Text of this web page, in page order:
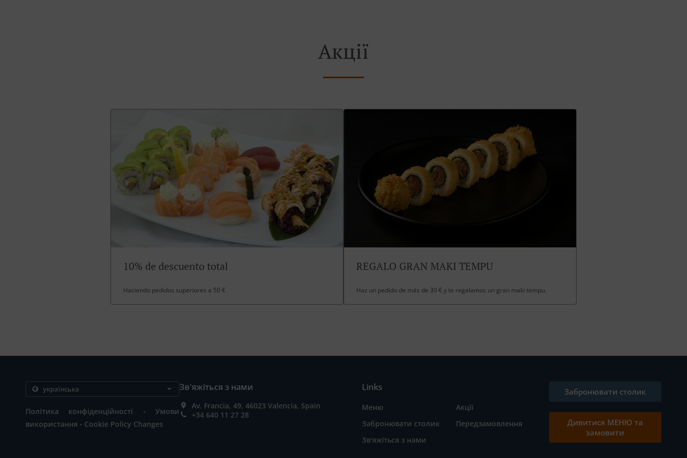
Акції
10% de descuento total
Haciendo pedidos superiores a 50 €
REGALO GRAN MAKI TEMPU
Haz un pedido de más de 30 € y te regalamos un gran maki tempu.
Політика конфіденційності .
Умови
використання . Cookie Policy Changes
Зв'яжіться з нами
Av. Francia, 49, 46023 Valencia, Spain
+34 640 11 27 28
Links
Меню
Акції
Забронювати столик
Передзамовлення
Зв'яжіться з нами
Забронювати столик
Дивитися МЕНЮ та
замовити